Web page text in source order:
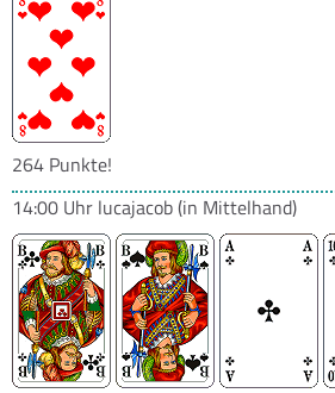
264 Punkte!
14:00 Uhr lucajacob(in Mittelhand)